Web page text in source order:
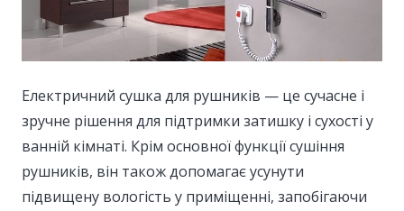
Електричний сушка для рушників — це сучасне і
зручне рішення для підтримки затишку і сухості у
ванній кімнаті. Крім основної функції сушіння
рушників, він також допомагає усунути
підвищену вологість у приміщенні, запобігаючи